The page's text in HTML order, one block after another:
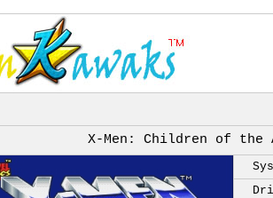
X-Men: Children of the